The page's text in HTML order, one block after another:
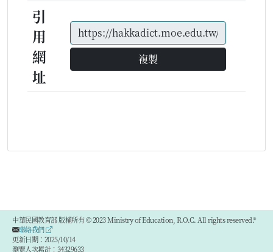
引
用
網
址
複製
中華民國教育部 版權所有 © 2023 Ministry of Education, R.O.C. All rights reserved.®
聯絡我們
更新日期：2025/10/14
瀏覽人次累計：34329633